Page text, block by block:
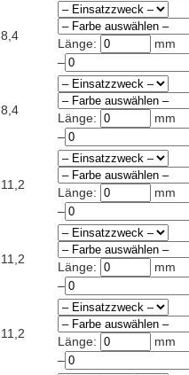
8,4
Länge:
mm
–
8,4
Länge:
mm
–
11,2
Länge:
mm
–
11,2
Länge:
mm
–
11,2
Länge:
mm
–